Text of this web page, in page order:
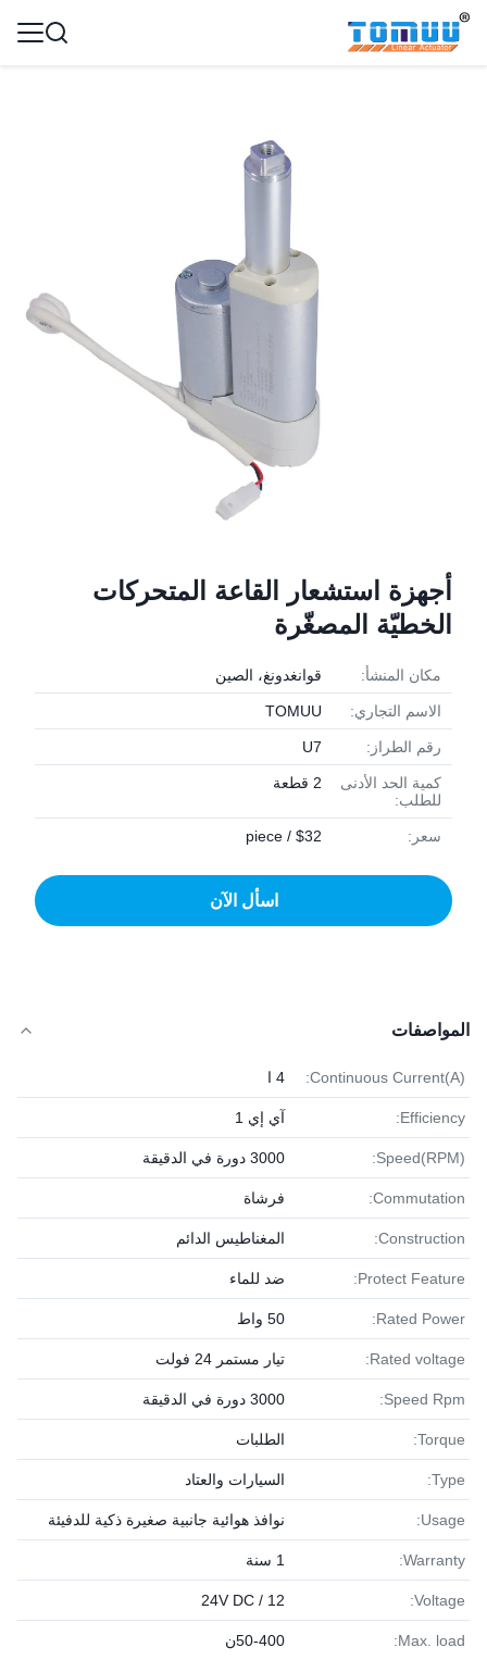
أجهزة استشعار القاعة المتحركات
الخطيّة المصغّرة
مكان المنشأ: قوانغدونغ، الصين
الاسم التجاري: TOMUU
رقم الطراز: U7
كمية الحد الأدنى
للطلب:
2 قطعة
سعر: $32 / piece
اسأل الآن
المواصفات
Continuous Current(A): 4 ا
Efficiency: آي إي 1
Speed(RPM): 3000 دورة في الدقيقة
Commutation: فرشاة
Construction: المغناطيس الدائم
Protect Feature: ضد للماء
Rated Power: 50 واط
Rated voltage: تيار مستمر 24 فولت
Speed Rpm: 3000 دورة في الدقيقة
Torque: الطلبات
Type: السيارات والعتاد
Usage: نوافذ هوائية جانبية صغيرة ذكية للدفيئة
Warranty: 1 سنة
Voltage:
12 / 24V DC
Max. load: 50-400ن